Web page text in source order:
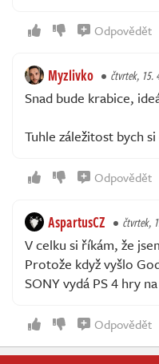
Odpovědět
Myzlivko čtvrtek, 15.
Snad bude krabice,
Tuhle záležitost bych
Odpovědět
AspartusCZ čtvrtek,
V celku si říkám, že
Protože když vyšlo
SONY vydá PS 4 hry
Odpovědět